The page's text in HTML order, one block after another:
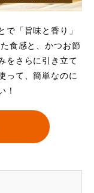
で「旨味と香り」
食感と、かつお節
をさらに引き立て
って、簡単なのに
！